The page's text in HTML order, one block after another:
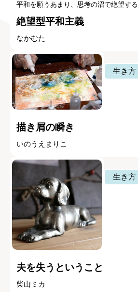
平和を願うあまり、思考の沼で絶望する
絶望型平和主義
なかむた
生き方
描き屑の瞬き
いのうえまりこ
生き方
夫を失うということ
柴山ミカ